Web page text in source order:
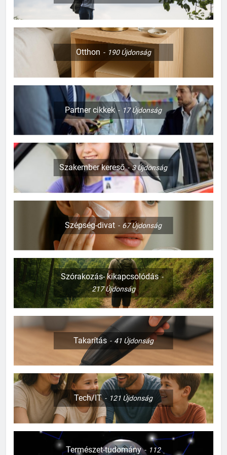
Otthon 190Újdonság
Partner cikkek 17Újdonság
Szakember kereső 3Újdonság
Szépség-divat 67Újdonság
Szórakozás- kikapcsolódás
217Újdonság
Takarítás 41 Újdonság
Tech/IT 121 Újdonság
Természet-tudomány
112
127
Mi kell a templomi esküvőhöz?
CSALÁD-GYEREK-KAPCSOLATOK
128
Mi kell a babaszobába?
CSALÁD-GYEREK-KAPCSOLATOK
ÉRDEKESSÉGEK